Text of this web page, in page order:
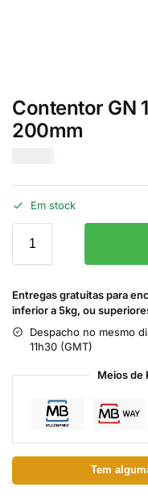
Contentor GN
200mm
Em stock
Entregas gratuitas para
inferior a 5kg, ou
Despacho no mesmo
11h30 (GMT)
Meios de
Tem